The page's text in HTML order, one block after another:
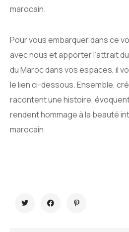
marocain.
Pour vous embarquer dans ce
avec nous et apporter l’attrait
du Maroc dans vos espaces, il
le lien ci-dessous. Ensemble,
racontent une histoire,
rendent hommage à la beauté
marocain.